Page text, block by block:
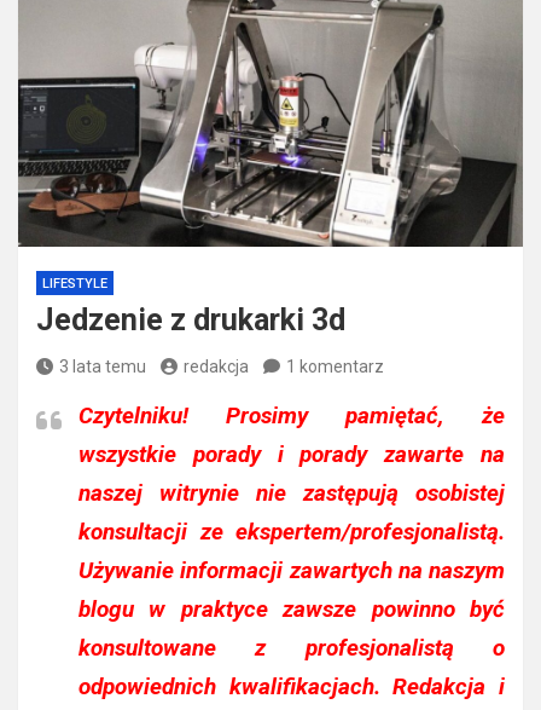
LIFESTYLE
Jedzenie z drukarki 3d
3 lata temu redakcja 1 komentarz
Czytelniku!Prosimy pamiętać, że
wszystkie porady i porady zawarte na
naszej witrynie nie zastępują osobistej
konsultacji ze ekspertem/profesjonalistą.
Używanie informacji zawartych na naszym
blogu w praktyce zawsze powinno być
konsultowane z profesjonalistą o
odpowiednich kwalifikacjach. Redakcja i